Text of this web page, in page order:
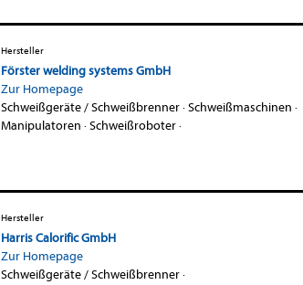
Hersteller
Förster welding systems GmbH
Zur Homepage
Schweißgeräte / Schweißbrenner·Schweißmaschinen ·
Manipulatoren ·Schweißroboter·
Hersteller
Harris Calorific GmbH
Zur Homepage
Schweißgeräte / Schweißbrenner·